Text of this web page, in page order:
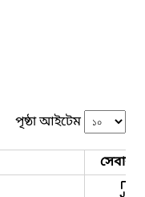
পৃষ্ঠা আইটেম
সেবার